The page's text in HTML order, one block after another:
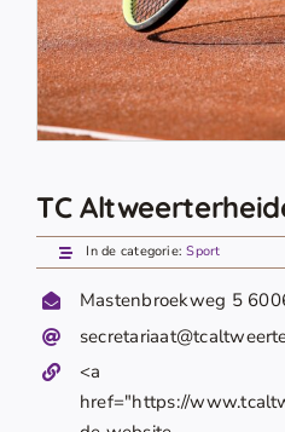
TC
In de categorie:Sport
Mastenbroekweg 5
<a
href="https://